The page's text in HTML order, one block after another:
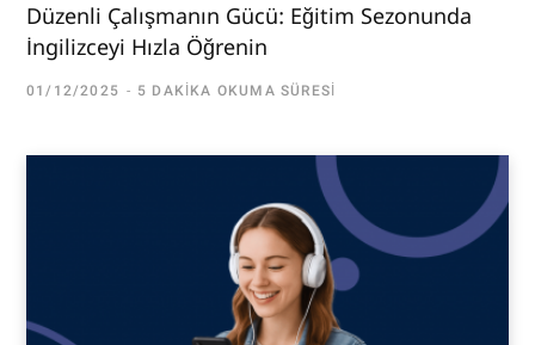
Düzenli Çalışmanın Gücü: Eğitim Sezonunda
İngilizceyi Hızla Öğrenin
01/12/2025 5 DAKIKA OKUMA SÜRESI